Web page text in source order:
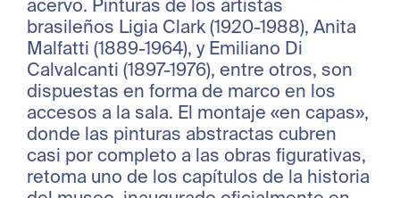
acervo. Pinturas de los artistas
brasileños Ligia Clark (1920-1988), Anita
Malfatti (1889-1964), y Emiliano Di
Calvalcanti (1897-1976), entre otros, son
dispuestas en forma de marco en los
accesos a la sala. El montaje «en capas»,
donde las pinturas abstractas cubren
casi por completo a las obras figurativas,
retoma uno de los capítulos de la historia